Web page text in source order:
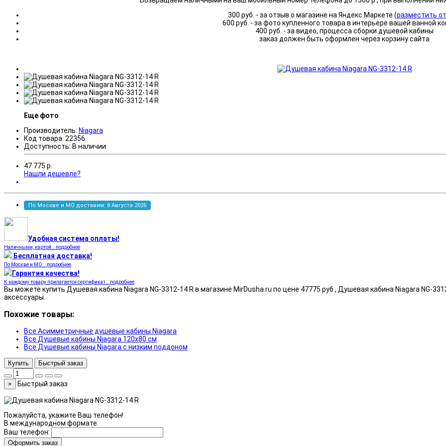
300 руб. - за отзыв о магазине на Яндекс.Маркете (разместить
600 руб. - за фото купленного товара в интерьере вашей ванной
400 руб. - за видео, процесса сборки душевой кабины
заказ должен быть оформлен через корзину сайта
Еще фото
Производитель: Niagara
Код товара: 22356
Доступность: В наличии
47 775 р.
Нашли дешевле?
По Москве и МО доставим: 8 Августа 2026
Удобная система оплаты!
Наличными, картой...подробнее
Бесплатная доставка!
По Москве и МО...подробнее
Гарантия качества!
К каждому товару прилагается сертификат...подробнее
Вы можете купить Душевая кабина Niagara NG-3312-14 R в магазине MirDusha.ru по цене 47775 руб., Душевая кабина Niagara NG-
аксессуары.
Похожие товары:
Все Асимметричные душевые кабины Niagara
Все Душевые кабины Niagara 120x80 см
Все Душевые кабины Niagara с низким поддоном
Купить Быстрый заказ
× Быстрый заказ
Пожалуйста, укажите Ваш телефон!
В международном формате.
Ваш телефон:
Оформить заказ